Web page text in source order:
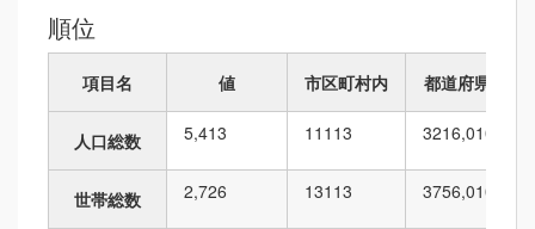
順位
項目名 値 市区町村内 都道府県内
人口総数 5,413 11 113 3216,010
世帯総数 2,726 13113 3756,010